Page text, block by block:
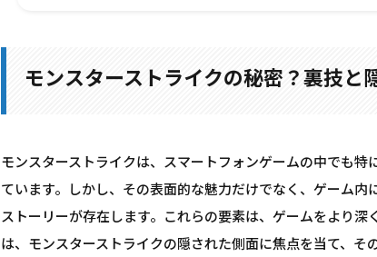
モンスターストライクの秘密？裏技と
モンスターストライクは、スマートフォンゲームの中でも特
ています。しかし、その表面的な魅力だけでなく、ゲーム内
ストーリーが存在します。これらの要素は、ゲームをより深
は、モンスターストライクの隠された側面に焦点を当て、そ